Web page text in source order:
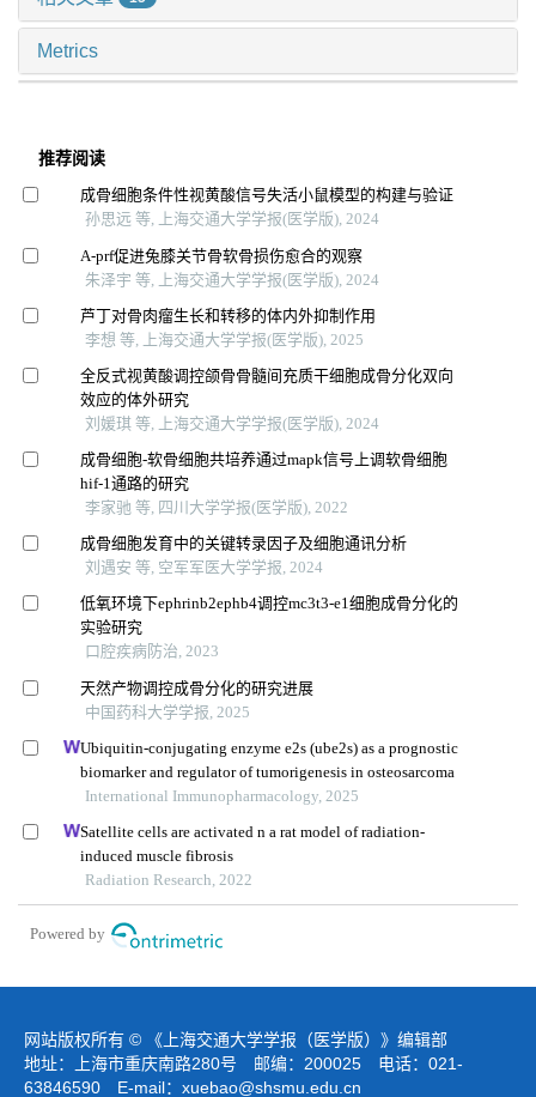
Metrics
推荐阅读
成骨细胞条件性视黄酸信号失活小鼠模型的构建与验证
孙思远 等, 上海交通大学学报(医学版), 2024
A-prf促进兔膝关节骨软骨损伤愈合的观察
朱泽宇 等, 上海交通大学学报(医学版), 2024
芦丁对骨肉瘤生长和转移的体内外抑制作用
李想 等, 上海交通大学学报(医学版), 2025
全反式视黄酸调控颌骨骨髓间充质干细胞成骨分化双向
效应的体外研究
刘媛琪 等, 上海交通大学学报(医学版), 2024
成骨细胞-软骨细胞共培养通过mapk信号上调软骨细胞
hif-1通路的研究
李家驰 等, 四川大学学报(医学版), 2022
成骨细胞发育中的关键转录因子及细胞通讯分析
刘遇安 等, 空军军医大学学报, 2024
低氧环境下ephrinb2ephb4调控mc3t3-e1细胞成骨分化的
实验研究
口腔疾病防治, 2023
天然产物调控成骨分化的研究进展
中国药科大学学报, 2025
Ubiquitin-conjugating enzyme e2s (ube2s) as a prognostic
biomarker and regulator of tumorigenesis in osteosarcoma
International Immunopharmacology, 2025
Satellite cells are activated n a rat model of radiation-
induced muscle fibrosis
Radiation Research, 2022
Powered by
网站版权所有 © 《上海交通大学学报（医学版）》编辑部
地址：上海市重庆南路280号 邮编：200025 电话：021-
63846590 E-mail： xuebao@shsmu.edu.cn